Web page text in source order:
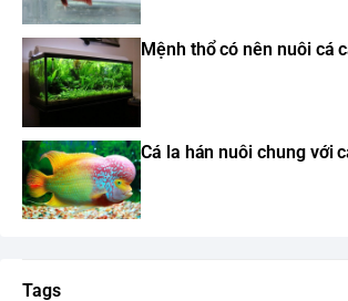
Mệnh thổ có nên nuôi cá
Cá la hán nuôi chung với
Tags